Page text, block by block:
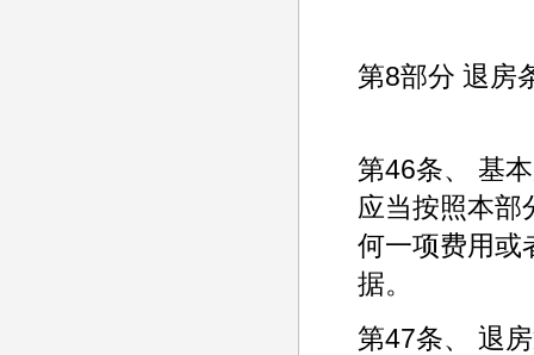
第8部分 退房
第46条、 基
应当按照本部
何一项费用或
据。
第47条、 退